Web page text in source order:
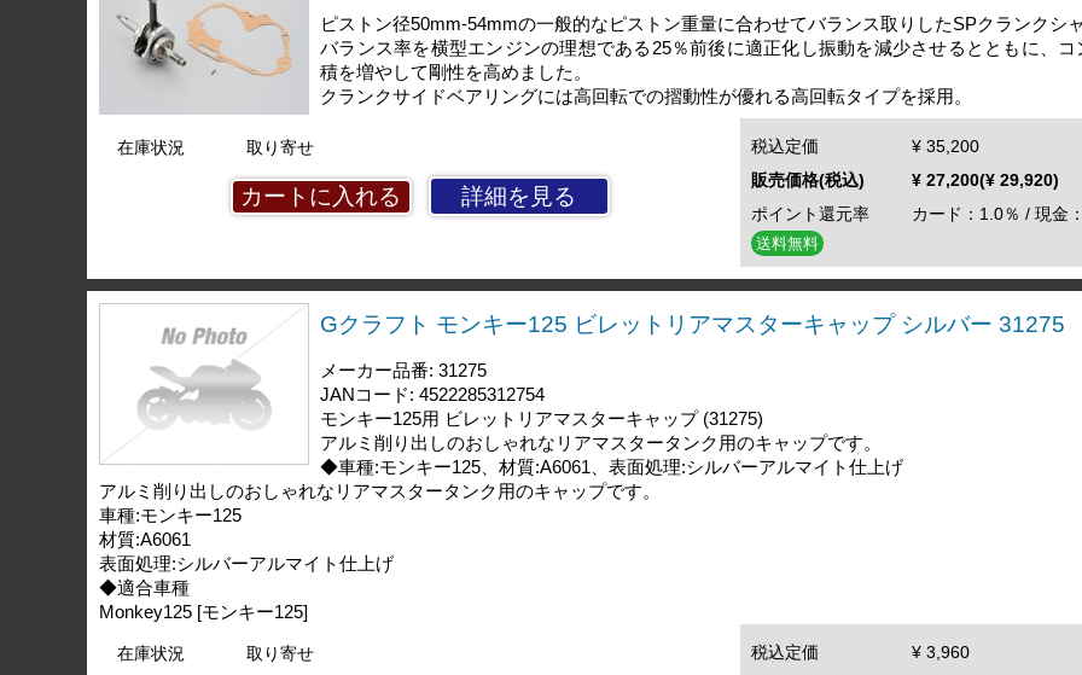
ピストン径50mm-54mmの一般的なピストン重量に合わせてバランス取りしたSPクランクシ
バランス率を横型エンジンの理想である25％前後に適正化し振動を減少させるとともに、
積を増やして剛性を高めました。
クランクサイドベアリングには高回転での摺動性が優れる高回転タイプを採用。
在庫状況 取り寄せ
詳細を見る
税込定価
¥ 35,200
販売価格(税込)
¥ 27,200(¥ 29,920)
ポイント還元率
カード：1.0％ / 現金
送料無料
Gクラフト モンキー125 ビレットリアマスターキャップ シルバー 31275
メーカー品番: 31275
JANコード: 4522285312754
モンキー125用 ビレットリアマスターキャップ (31275)
アルミ削り出しのおしゃれなリアマスタータンク用のキャップです。
◆車種:モンキー125、材質:A6061、表面処理:シルバーアルマイト仕上げ
アルミ削り出しのおしゃれなリアマスタータンク用のキャップです。
車種:モンキー125
材質:A6061
表面処理:シルバーアルマイト仕上げ
◆適合車種
Monkey125 [モンキー125]
在庫状況 取り寄せ 税込定価
¥ 3,960